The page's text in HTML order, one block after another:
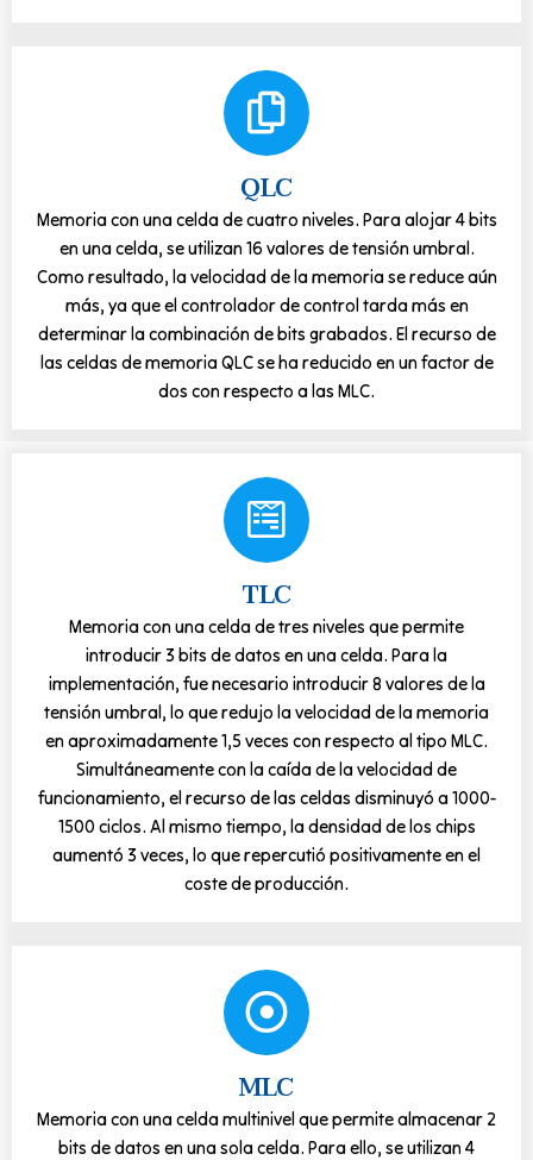
QLC
Memoria con una celda de cuatro niveles. Para alojar 4 bits
en una celda, se utilizan 16 valores de tensión umbral.
Como resultado, la velocidad de la memoria se reduce aún
más, ya que el controlador de control tarda más en
determinar la combinación de bits grabados. El recurso de
las celdas de memoria QLC se ha reducido en un factor de
dos con respecto a las MLC.
TLC
Memoria con una celda de tres niveles que permite
introducir 3 bits de datos en una celda. Para la
implementación, fue necesario introducir 8 valores de la
tensión umbral, lo que redujo la velocidad de la memoria
en aproximadamente 1,5 veces con respecto al tipo MLC.
Simultáneamente con la caída de la velocidad de
funcionamiento, el recurso de las celdas disminuyó a 1000-
1500 ciclos. Al mismo tiempo, la densidad de los chips
aumentó 3 veces, lo que repercutió positivamente en el
coste de producción.
MLC
Memoria con una celda multinivel que permite almacenar 2
bits de datos en una sola celda. Para ello, se utilizan 4